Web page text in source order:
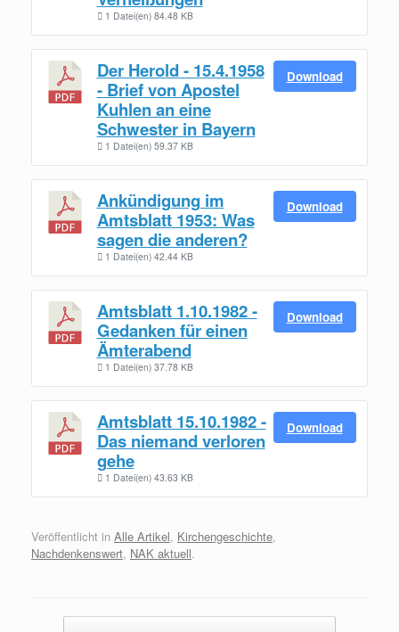
1 Datei(en) 84.48 KB
Der Herold - 15.4.1958
- Brief von Apostel
Kuhlen an eine
Schwester in Bayern
1 Datei(en) 59.37 KB
Download
Ankündigung im
Amtsblatt 1953: Was
sagen die anderen?
1 Datei(en) 42.44 KB
Download
Amtsblatt 1.10.1982 -
Gedanken für einen
Ämterabend
1 Datei(en) 37.78 KB
Download
Amtsblatt 15.10.1982 -
Das niemand verloren
gehe
1 Datei(en) 43.63 KB
Download
Veröffentlicht in Alle Artikel, Kirchengeschichte,
Nachdenkenswert, NAK aktuell.